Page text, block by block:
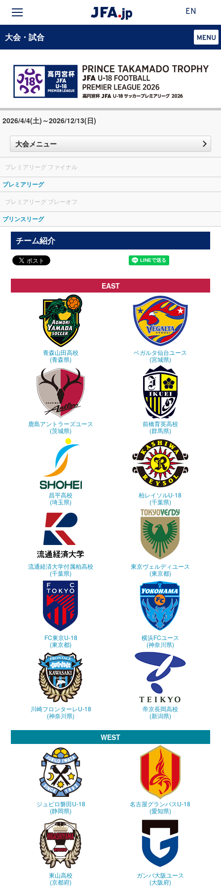
EN
大会・試合
2026/4/4(土)～2026/12/13(日)
大会メニュー
プレミアリーグ ファイナル
プレミアリーグ
プレミアリーグ プレーオフ
プリンスリーグ
チーム紹介
EAST
青森山田高校
(青森県)
ベガルタ仙台ユース
(宮城県)
鹿島アントラーズユース
(茨城県)
前橋育英高校
(群馬県)
昌平高校
(埼玉県)
柏レイソルU-18
(千葉県)
流通経済大学付属柏高校
(千葉県)
東京ヴェルディユース
(東京都)
FC東京U-18
(東京都)
横浜FCユース
(神奈川県)
川崎フロンターレU-18
(神奈川県)
帝京長岡高校
(新潟県)
WEST
ジュビロ磐田U-18
(静岡県)
名古屋グランパスU-18
(愛知県)
東山高校
(京都府)
ガンバ大阪ユース
(大阪府)